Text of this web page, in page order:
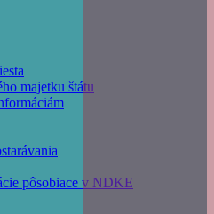
majetku štátu
pôsobiace v NDKE